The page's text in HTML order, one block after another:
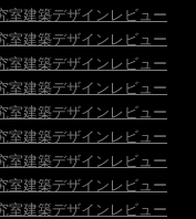
室建築デザインレビュー
室建築デザインレビュー
室建築デザインレビュー
室建築デザインレビュー
室建築デザインレビュー
室建築デザインレビュー
室建築デザインレビュー
室建築デザインレビュー
室建築デザインレビュー